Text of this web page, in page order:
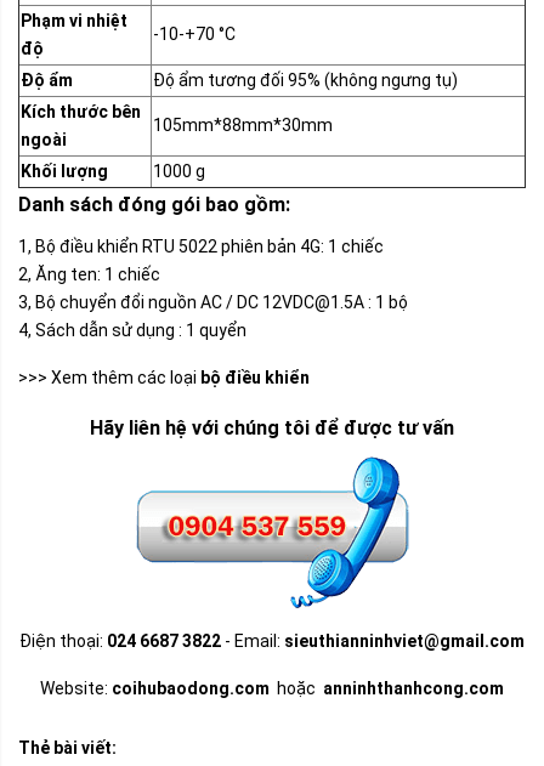
Phạm vi nhiệt
độ
-10-+70 °C
Độ ẩm
Độ ẩm tương đối 95% (không ngưng tụ)
Kích thước bên
ngoài
105mm*88mm*30mm
Khối lượng 1000 g
Danh sách đóng gói bao gồm:
1, Bộ điều khiển RTU 5022 phiên bản 4G: 1 chiếc
2, Ăng ten: 1 chiếc
3, Bộ chuyển đổi nguồn AC / DC 12VDC@1.5A : 1 bộ
4, Sách dẫn sử dụng : 1 quyển
>>> Xem thêm các loại bộ điều khiển
Hãy liên hệ với chúng tôi để được tư vấn
Điện thoại: 024 6687 3822 - Email: sieuthianninhviet@gmail.com
Website: coihubaodong.com hoặc anninhthanhcong.com
Thẻ bài viết: